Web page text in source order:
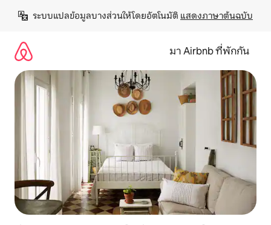
เนื้อหา
ระบบแปลข้อมูลบางส่วนให้โดยอัตโนมัติ แสดงภาษาต้นฉบับ
มา Airbnb ที่พักกัน